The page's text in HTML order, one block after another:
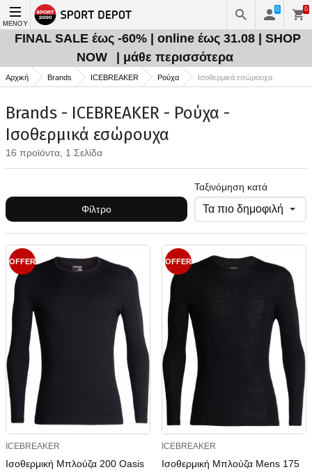
ΜΕΝΟΎ
0 0
FINAL SALE έως -60% | online έως 31.08 | SHOP
NOW
| μάθε περισσότερα
Αρχική Brands ICEBREAKER Ρούχα Ισοθερμικά εσώρουχα
Brands - ICEBREAKER - Ρούχα -
Ισοθερμικά εσώρουχα
16 προϊόντα, 1 Σελίδα
Φίλτρο
Ταξινόμηση κατά
OFFER
ICEBREAKER
Ισοθερμική Μπλούζα 200 Oasis
OFFER
ICEBREAKER
Ισοθερμική Μπλούζα Mens 175